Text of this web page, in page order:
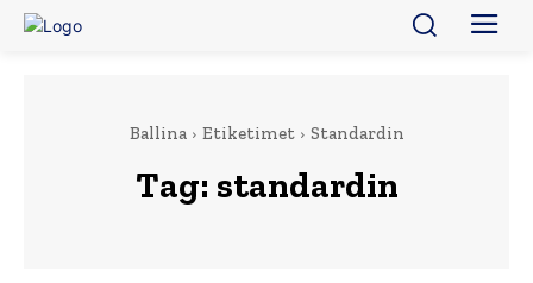
Ballina Etiketimet Standardin
Tag: standardin